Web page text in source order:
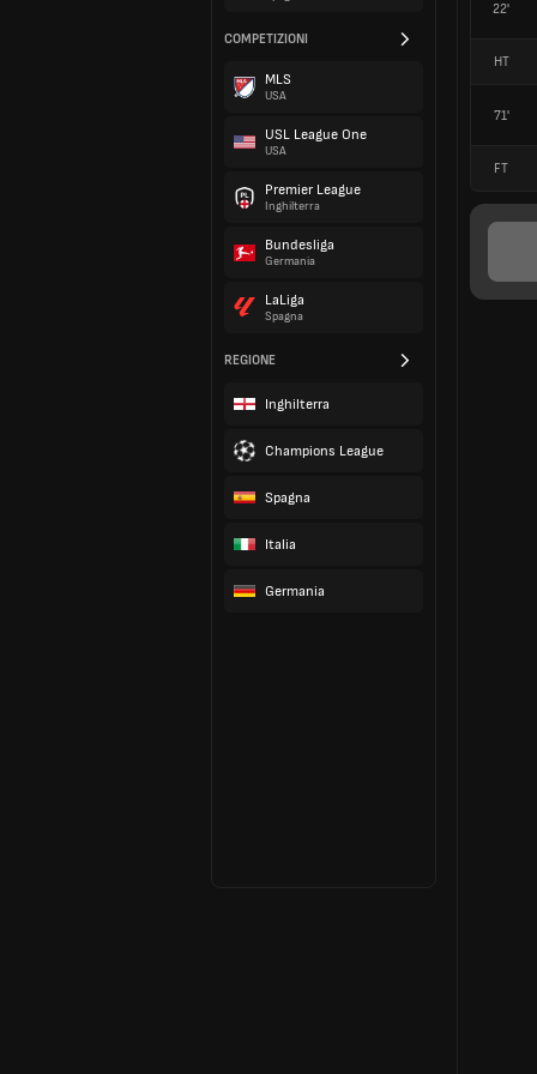
COMPETIZIONI
MLS
USA
USL League One
USA
Premier League
Inghilterra
Bundesliga
Germania
LaLiga
Spagna
REGIONE
Inghilterra
Champions League
Spagna
Italia
Germania
22'
HT
71'
FT